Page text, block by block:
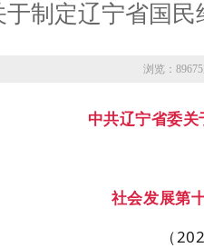
制定辽宁省国
浏览：
中共辽宁省委
社会发展第
（